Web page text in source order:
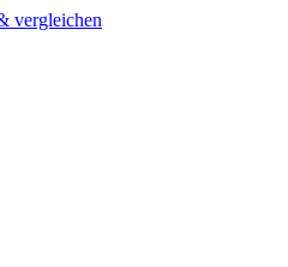
vergleichen